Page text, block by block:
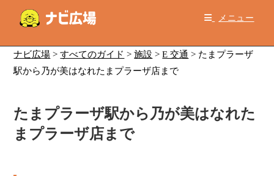
メニュー
ナビ広場 >すべてのガイド >施設 >E 交通 > たまプラーザ
駅から乃が美はなれたまプラーザ店まで
たまプラーザ駅から乃が美はなれた
まプラーザ店まで